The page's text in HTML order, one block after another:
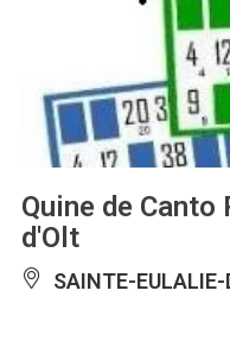
Quine de Canto
d'Olt
SAINTE-EULALIE-